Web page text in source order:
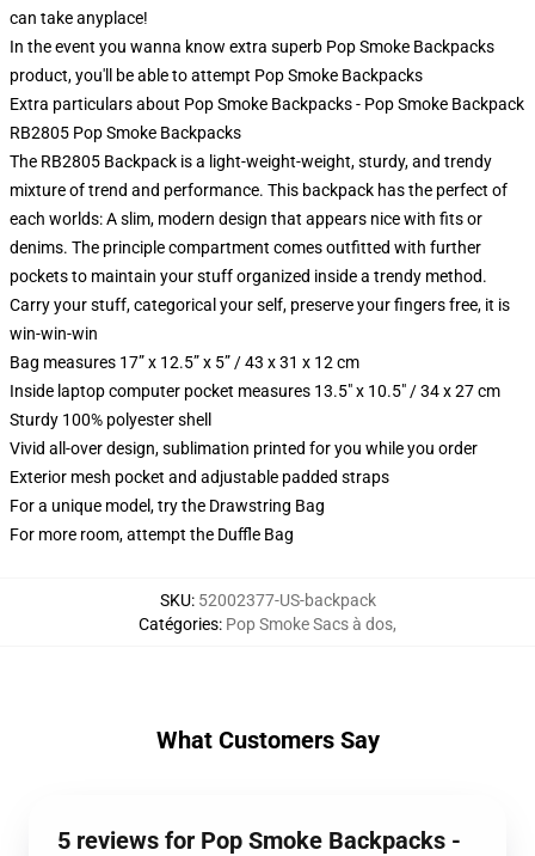
can take anyplace!
In the event you wanna know extra superb Pop Smoke Backpacks
product, you'll be able to attempt Pop Smoke Backpacks
Extra particulars about Pop Smoke Backpacks - Pop Smoke Backpack
RB2805 Pop Smoke Backpacks
The RB2805 Backpack is a light-weight-weight, sturdy, and trendy
mixture of trend and performance. This backpack has the perfect of
each worlds: A slim, modern design that appears nice with fits or
denims. The principle compartment comes outfitted with further
pockets to maintain your stuff organized inside a trendy method.
Carry your stuff, categorical your self, preserve your fingers free, it is
win-win-win
Bag measures 17” x 12.5” x 5” / 43 x 31 x 12 cm
Inside laptop computer pocket measures 13.5" x 10.5" / 34 x 27 cm
Sturdy 100% polyester shell
Vivid all-over design, sublimation printed for you while you order
Exterior mesh pocket and adjustable padded straps
For a unique model, try the Drawstring Bag
For more room, attempt the Duffle Bag
SKU: 52002377-US-backpack
Catégories: Pop Smoke Sacs à dos,
What Customers Say
5 reviews for Pop Smoke Backpacks -